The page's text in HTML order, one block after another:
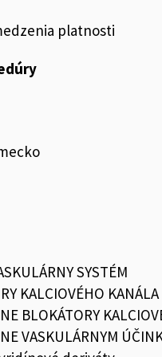
platnosti
SYSTÉM
KALCIOVÉHO KANÁLA
BLOKÁTORY
VASKULÁRNYM